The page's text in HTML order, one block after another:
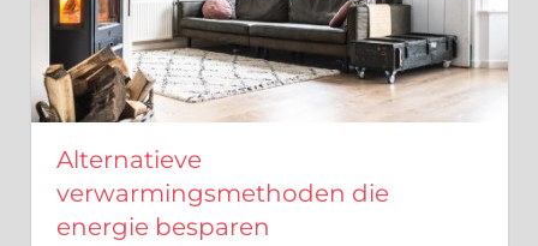
Alternatieve
verwarmingsmethoden die
energie besparen